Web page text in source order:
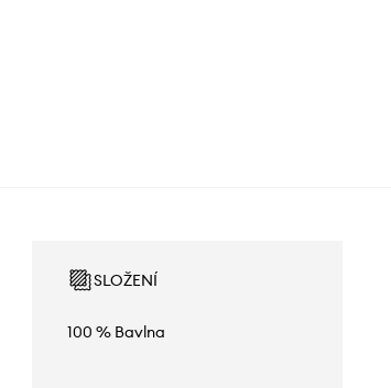
SLOŽENÍ
100 % Bavlna